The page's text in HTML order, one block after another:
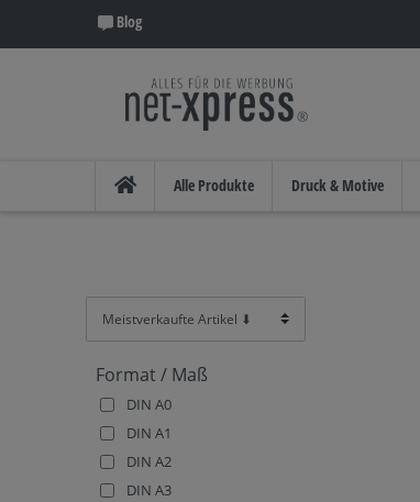
Blog
Alle Produkte Druck & Motive
Format / Maß
DIN A0
DIN A1
DIN A2
DIN A3